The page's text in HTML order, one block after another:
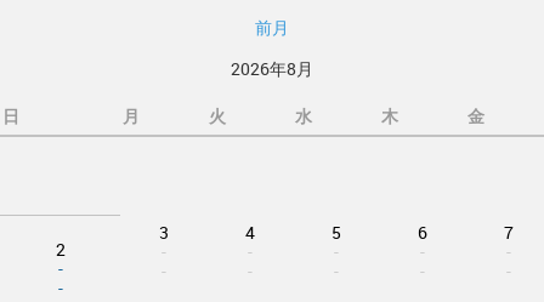
前月
2026年8月
日 月 火 水 木 金
2
-
-
3
-
-
4
-
-
5
-
-
6
-
-
7
-
-